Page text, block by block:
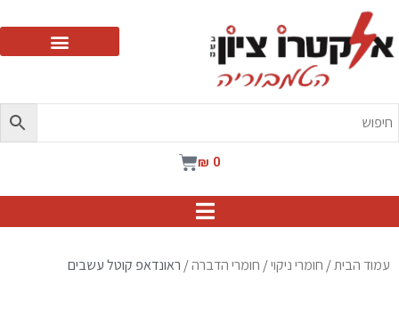
₪ 0
עגלת
עמוד הבית/ חומרי ניקוי/ חומרי הדברה/ ראונדאפ קוטל עשבים